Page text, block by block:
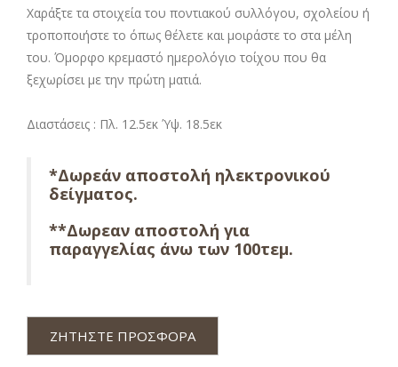
Χαράξτε τα στοιχεία του ποντιακού συλλόγου, σχολείου ή
τροποποιήστε το όπως θέλετε και μοιράστε το στα μέλη
του. Όμορφο κρεμαστό ημερολόγιο τοίχου που θα
ξεχωρίσει με την πρώτη ματιά.
Διαστάσεις : Πλ. 12.5εκ Ύψ. 18.5εκ
*Δωρεάν αποστολή ηλεκτρονικού
δείγματος.
**Δωρεαν αποστολή για
παραγγελίας άνω των 100τεμ.
ΖΗΤΗΣΤΕ ΠΡΟΣΦΟΡΑ